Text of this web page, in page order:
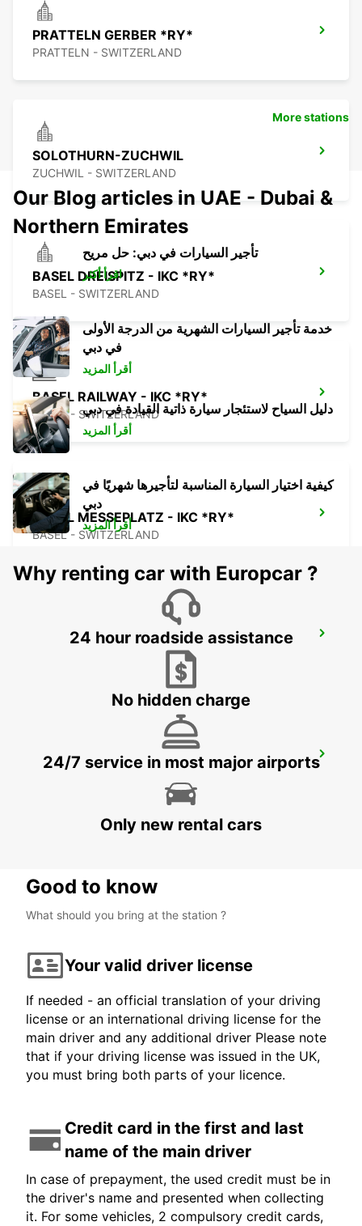
PRATTELN GERBER *RY*
PRATTELN - SWITZERLAND
SOLOTHURN-ZUCHWIL
ZUCHWIL - SWITZERLAND
BASEL DREISPITZ - IKC *RY*
BASEL - SWITZERLAND
BASEL RAILWAY - IKC *RY*
BASEL - SWITZERLAND
BASEL MESSEPLATZ - IKC *RY*
BASEL - SWITZERLAND
LOERRACH
KIRCHBERG-BURGDORF
More stations
Our Blog articles in UAE - Dubai &
Northern Emirates
تأجير السيارات في دبي: حل مريح
اقرأ أكثر
خدمة تأجير السيارات الشهرية من الدرجة الأولى
في دبي
أقرأ المزيد
دليل السياح لاستئجار سيارة ذاتية القيادة في دبي
أقرأ المزيد
كيفية اختيار السيارة المناسبة لتأجيرها شهريًا في
دبي
أقرأ المزيد
Why renting car with Europcar ?
24 hour roadside assistance
No hidden charge
24/7 service in most major airports
Only new rental cars
Good to know
What should you bring at the station ?
Your valid driver license
If needed - an official translation of your driving
license or an international driving license for the
main driver and any additional driver Please note
that if your driving license was issued in the UK,
you must bring both parts of your licence.
Credit card in the first and last
name of the main driver
In case of prepayment, the used credit must be in
the driver's name and presented when collecting
it. For some vehicles, 2 compulsory credit cards,